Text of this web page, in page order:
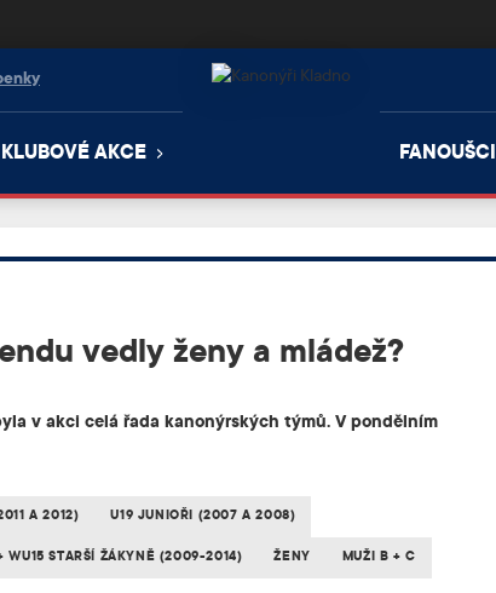
KLUBOVÉ AKCE FANOUŠCI
vedly ženy a mládež?
v akci celá řada kanonýrských týmů. V pondělním
A 2012) U19 JUNIOŘI (2007 A 2008)
WU15 STARŠÍ ŽÁKYNĚ (2009-2014) ŽENY MUŽI B + C